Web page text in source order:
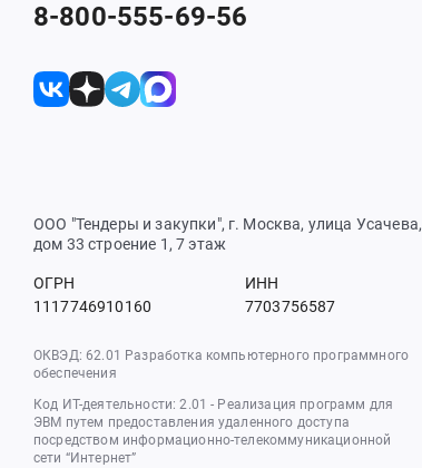
8-800-555-69-56
ООО "Тендеры и закупки", г. Москва, улица Усачева,
дом 33 строение 1, 7 этаж
ОГРН
1117746910160
ИНН
7703756587
ОКВЭД: 62.01 Разработка компьютерного программного
обеспечения
Код ИТ-деятельности: 2.01 - Реализация программ для
ЭВМ путем предоставления удаленного доступа
посредством информационно-телекоммуникационной
сети “Интернет”